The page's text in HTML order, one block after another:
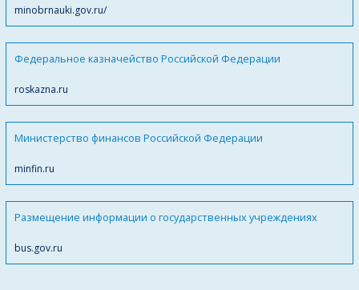
minobrnauki.gov.ru/
Федеральное казначейство Российской Федерации
roskazna.ru
Министерство финансов Российской Федерации
minfin.ru
Размещение информации о государственных учреждениях
bus.gov.ru